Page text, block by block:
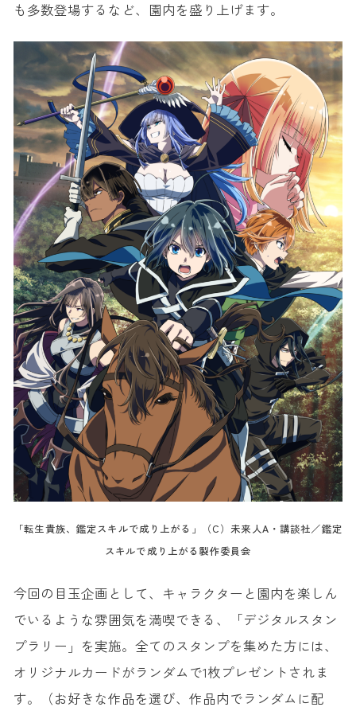
も多数登場するなど、園内を盛り上げます。
「転生貴族、鑑定スキルで成り上がる」（C）未来人A・講談社／鑑定
スキルで成り上がる製作委員会
今回の目玉企画として、キャラクターと園内を楽しん
でいるような雰囲気を満喫できる、「デジタルスタン
プラリー」を実施。全てのスタンプを集めた方には、
オリジナルカードがランダムで1枚プレゼントされま
す。（お好きな作品を選び、作品内でランダムに配